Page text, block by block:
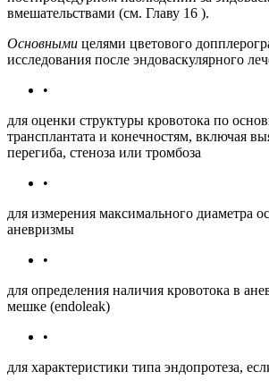
вмешательствами (см. Главу 16 ).
Основными целями цветового
исследования после эндоваскулярного
•
для оценки структуры кровотока по
трансплантата и конечностям, включая
перегиба, стеноза или тромбоза
•
для измерения максимального диаметра
аневризмы
•
для определения наличия кровотока в
мешке (endoleak)
•
для характеристики типа эндопротеза,